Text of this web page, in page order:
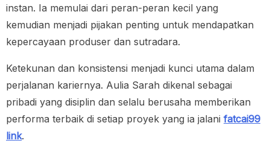
instan. Ia memulai dari peran-peran kecil yang
kemudian menjadi pijakan penting untuk mendapatkan
kepercayaan produser dan sutradara.
Ketekunan dan konsistensi menjadi kunci utama dalam
perjalanan kariernya. Aulia Sarah dikenal sebagai
pribadi yang disiplin dan selalu berusaha memberikan
performa terbaik di setiap proyek yang ia jalani fatcai99
link.